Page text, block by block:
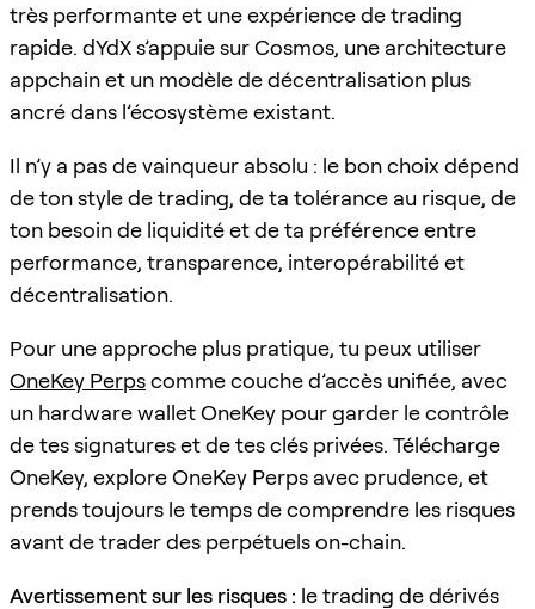
très performante et une expérience de trading
rapide. dYdX s’appuie sur Cosmos, une architecture
appchain et un modèle de décentralisation plus
ancré dans l’écosystème existant.
Il n’y a pas de vainqueur absolu : le bon choix dépend
de ton style de trading, de ta tolérance au risque, de
ton besoin de liquidité et de ta préférence entre
performance, transparence, interopérabilité et
décentralisation.
Pour une approche plus pratique, tu peux utiliser
OneKey Perpscomme couche d’accès unifiée, avec
un hardware wallet OneKey pour garder le contrôle
de tes signatures et de tes clés privées. Télécharge
OneKey, explore OneKey Perps avec prudence, et
prends toujours le temps de comprendre les risques
avant de trader des perpétuels on-chain.
Avertissement sur les risques : le trading de dérivés